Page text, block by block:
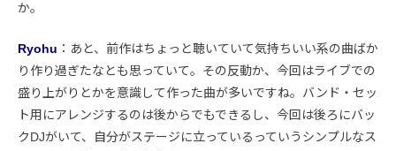
か。
Ryohu ：あと、前作はちょっと聴いていて気持ちいい系の曲ばか
り作り過ぎたなとも思っていて。その反動か、今回はライブでの
盛り上がりとかを意識して作った曲が多いですね。バンド・セッ
ト用にアレンジするのは後からでもできるし、今回は後ろにバッ
クDJがいて、自分がステージに立っているっていうシンプルなス